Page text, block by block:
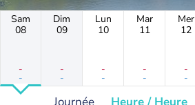
Sam
08
-
-
Dim
09
-
-
Lun
10
-
-
Mar
11
-
-
Mer
12
-
-